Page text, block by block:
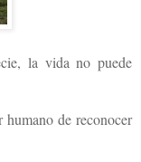
la vida no puede
de reconocer